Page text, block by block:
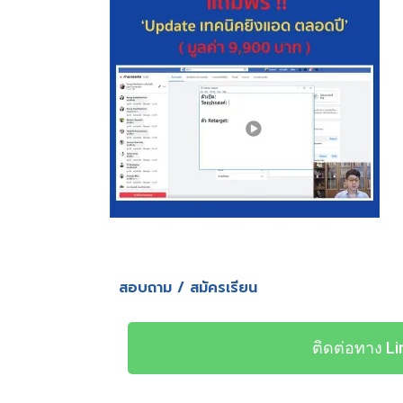
สอบถาม / สมัครเรียน
ติดต่อทาง